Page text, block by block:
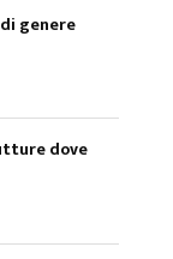
genere
dove